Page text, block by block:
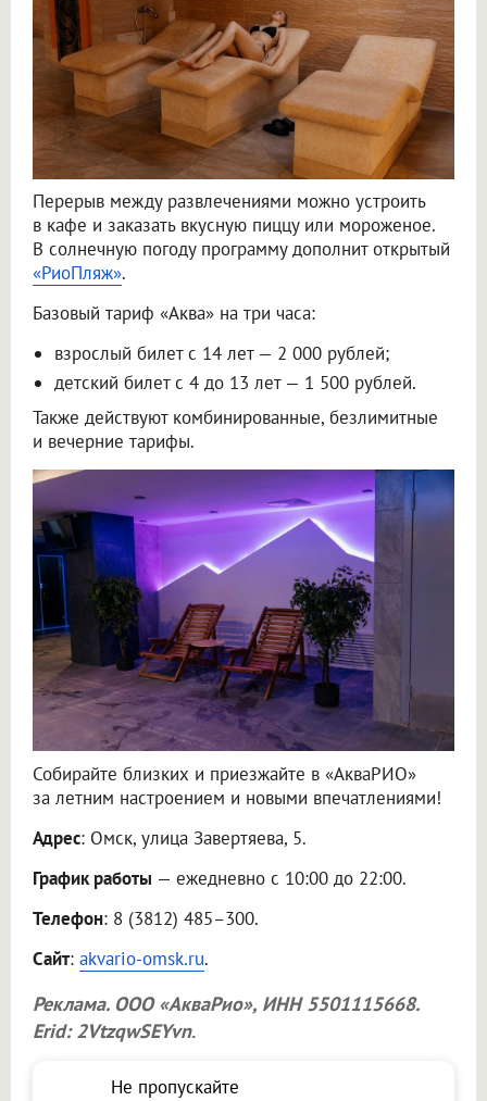
Перерыв между развлечениями можно устроить
в кафе и заказать вкусную пиццу или мороженое.
В солнечную погоду программу дополнит открытый
«РиоПляж».
Базовый тариф «Аква» на три часа:
взрослый билет с 14 лет — 2 000 рублей;
детский билет с 4 до 13 лет — 1 500 рублей.
Также действуют комбинированные, безлимитные
и вечерние тарифы.
Собирайте близких и приезжайте в «АкваРИО»
за летним настроением и новыми впечатлениями!
Адрес: Омск, улица Завертяева, 5.
График работы — ежедневно с 10:00 до 22:00.
Телефон: 8 (3812) 485–300.
Сайт: akvario-omsk.ru.
Реклама. ООО «АкваРио», ИНН 5501115668.
Erid: 2VtzqwSEYvn.
Не пропускайте